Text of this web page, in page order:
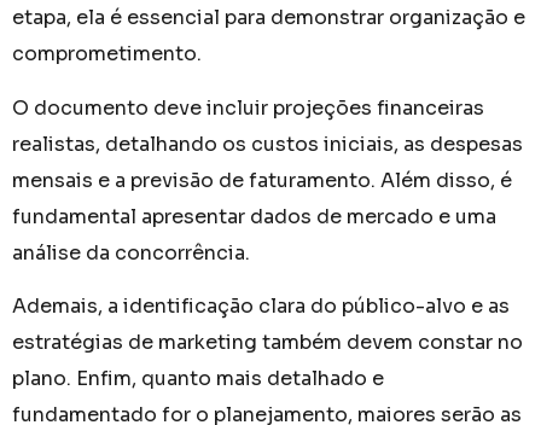
etapa, ela é essencial para demonstrar organização e
comprometimento.
O documento deve incluir projeções financeiras
realistas, detalhando os custos iniciais, as despesas
mensais e a previsão de faturamento. Além disso, é
fundamental apresentar dados de mercado e uma
análise da concorrência.
Ademais, a identificação clara do público-alvo e as
estratégias de marketing também devem constar no
plano. Enfim, quanto mais detalhado e
fundamentado for o planejamento, maiores serão as